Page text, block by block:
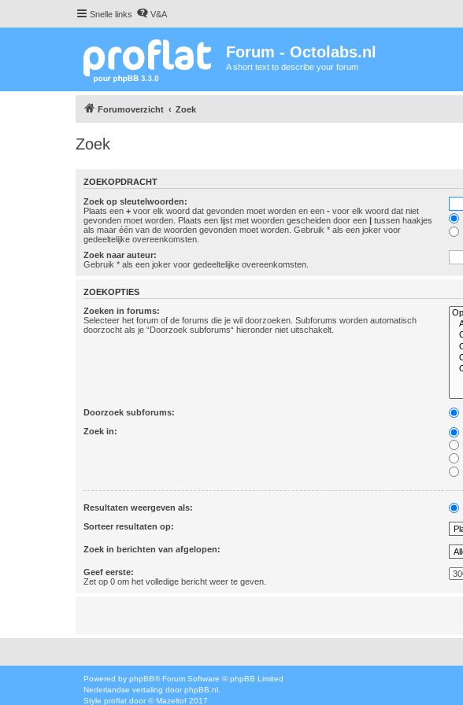
Snelle links V&A
Forum - Octolabs.nl
A short text to describe your forum
Forumoverzicht Zoek
Zoek
ZOEKOPDRACHT
Zoek op sleutelwoorden:
Plaats een + voor elk woord dat gevonden moet worden en een - voor elk woord dat niet
gevonden moet worden. Plaats een lijst met woorden gescheiden door een | tussen haakjes
als maar één van de woorden gevonden moet worden. Gebruik * als een joker voor
gedeeltelijke overeenkomsten.
Zoek naar auteur:
Gebruik * als een joker voor gedeeltelijke overeenkomsten.
ZOEKOPTIES
Zoeken in forums:
Selecteer het forum of de forums die je wil doorzoeken. Subforums worden automatisch
doorzocht als je “Doorzoek subforums“ hieronder niet uitschakelt.
Doorzoek subforums:
Zoek in:
Resultaten weergeven als:
Sorteer resultaten op:
Zoek in berichten van afgelopen:
Geef eerste:
Zet op 0 om het volledige bericht weer te geven.
Powered by phpBB® Forum Software © phpBB Limited
Nederlandse vertaling door phpBB.nl
Style proflat door ©Mazeltof 2017